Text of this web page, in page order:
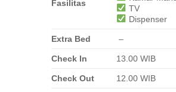
Fasilitas
TV
Dispenser
Extra Bed –
Check In 13.00 WIB
Check Out 12.00 WIB